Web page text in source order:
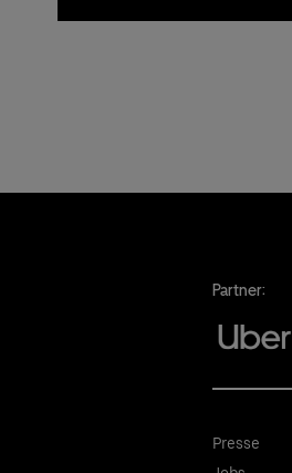
Partner:
Presse